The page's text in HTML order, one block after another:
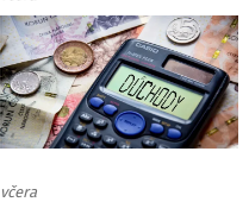
včera